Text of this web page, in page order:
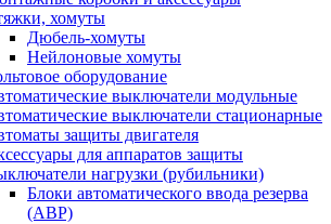
хомуты
Дюбель-хомуты
Нейлоновые хомуты
оборудование
выключатели модульные
выключатели стационарные
защиты двигателя
для аппаратов защиты
нагрузки (рубильники)
Блоки автоматического ввода резерва
(АВР)